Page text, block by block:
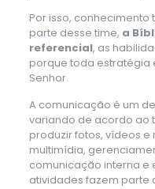
Por isso,
parte desse time, a
referencial, as
porque toda estratégia
Senhor.
A comunicação é um
variando de acordo ao
produzir fotos, vídeos e
multimídia,
comunicação interna e
atividades fazem parte